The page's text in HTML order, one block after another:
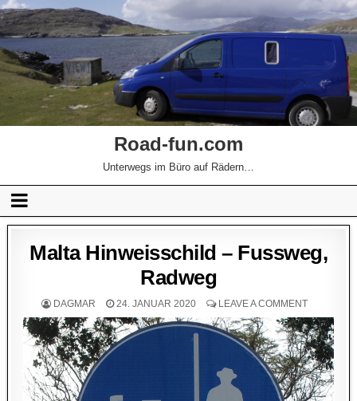
Road-fun.com
Unterwegs im Büro auf Rädern…
Malta Hinweisschild – Fussweg,
Radweg
DAGMAR 24. JANUAR 2020 LEAVE A COMMENT